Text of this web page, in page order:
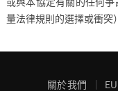
量法律規則的選擇或衝突
關於我們